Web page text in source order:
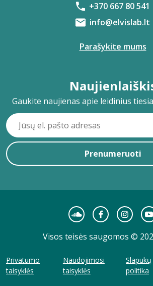
+370 667 80 541
info@elvislab.lt
Parašykite mums
Gaukite naujienas apie leidinius
Prenumeruoti
Visos teisės saugomos ©
Privatumo
taisyklės
Naudojimosi
taisyklės
Slapukų
politika